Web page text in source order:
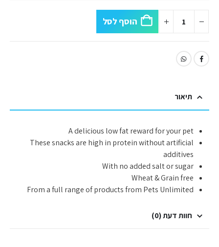
היה:
₪29.00.
הוא:
₪27.00.
הוסף לסל
תיאור
A delicious low fat reward for your pet
These snacks are high in protein without artificial
additives
With no added salt or sugar
Wheat & Grain free
From a full range of products from Pets Unlimited
חוות דעת (0)